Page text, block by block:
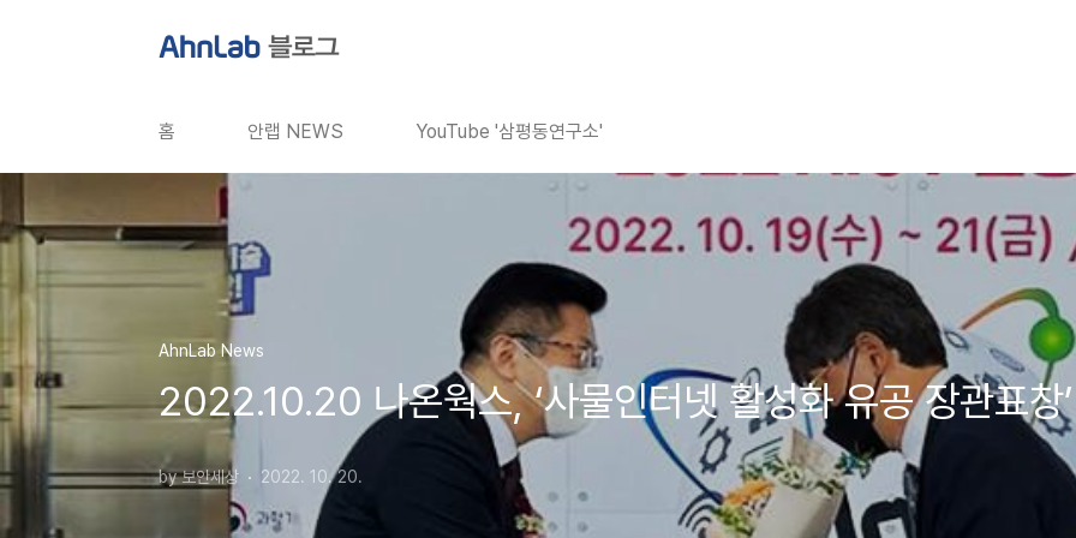
홈 안랩 NEWS YouTube '삼평동연구소'
AhnLab News
2022.10.20 나온웍스, ‘사물인터넷 활성화 유공 장관표창
by 보안세상 2022. 10. 20.